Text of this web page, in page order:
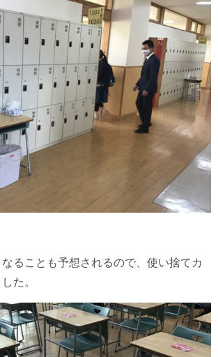
ることも予想されるので、使い捨てカ
た。